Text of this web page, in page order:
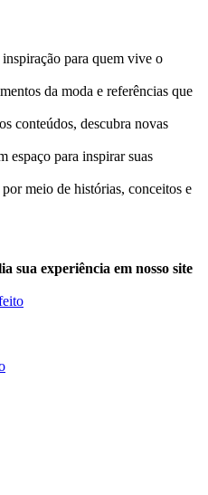
para quem vive o
da moda e referências que
conteúdos, descubra novas
espaço para inspirar suas
meio de histórias, conceitos e
sua experiência em nosso site